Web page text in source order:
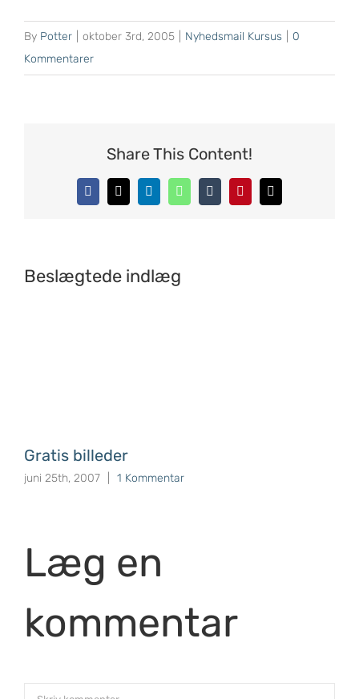
By Potter oktober 3rd, 2005 Nyhedsmail Kursus
0
Kommentarer
Share This Content!
Facebook
X LinkedInWhatsAppTumblrPinterest
E-
mail
Beslægtede indlæg
Gratis billeder
juni 25th, 2007 1 Kommentar
Læg en
kommentar